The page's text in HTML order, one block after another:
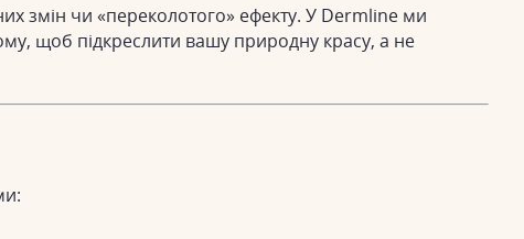
змін чи «переколотого» ефекту. У Dermline ми
щоб підкреслити вашу природну красу, а не